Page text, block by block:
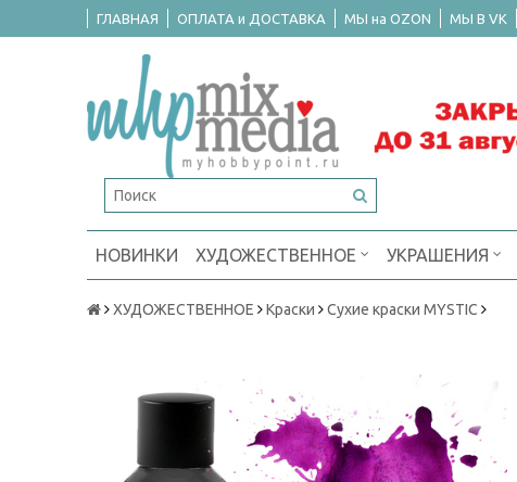
ГЛАВНАЯ ОПЛАТА и ДОСТАВКА МЫ на OZON МЫ В VK
НОВИНКИ ХУДОЖЕСТВЕННОЕ УКРАШЕНИЯ
ХУДОЖЕСТВЕННОЕ Краски Сухие краски MYSTIC